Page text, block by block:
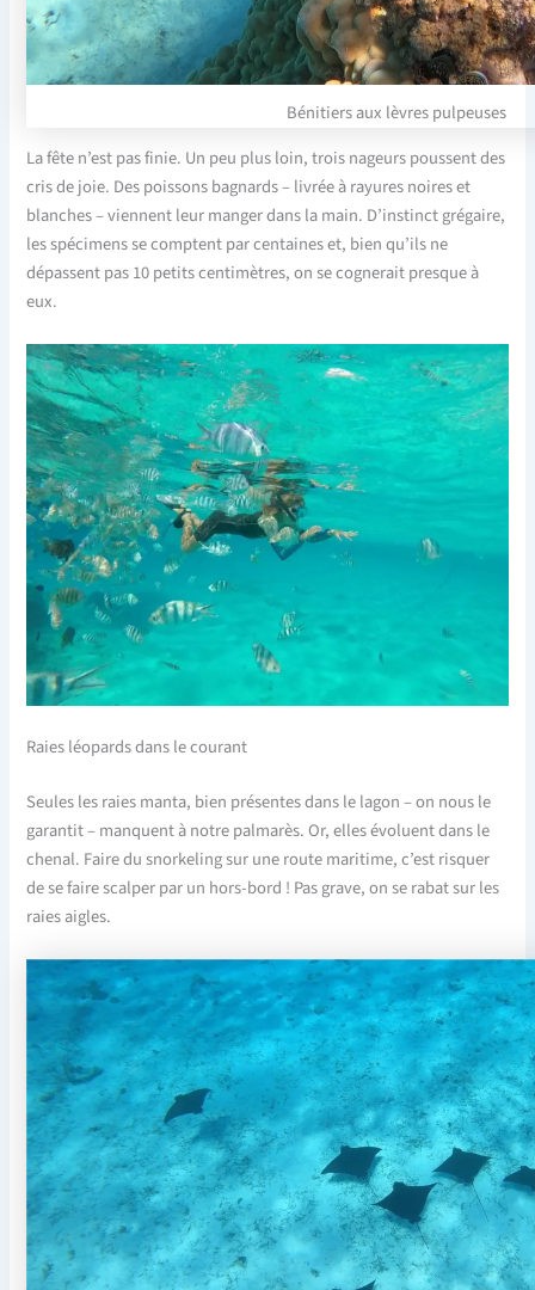
Bénitiers aux lèvres pulpeuses
La fête n’est pas finie. Un peu plus loin, trois nageurs poussent des
cris de joie. Des poissons bagnards – livrée à rayures noires et
blanches – viennent leur manger dans la main. D’instinct grégaire,
les spécimens se comptent par centaines et, bien qu’ils ne
dépassent pas 10 petits centimètres, on se cognerait presque à
eux.
Raies léopards dans le courant
Seules les raies manta, bien présentes dans le lagon – on nous le
garantit – manquent à notre palmarès. Or, elles évoluent dans le
chenal. Faire du snorkeling sur une route maritime, c’est risquer
de se faire scalper par un hors-bord ! Pas grave, on se rabat sur les
raies aigles.